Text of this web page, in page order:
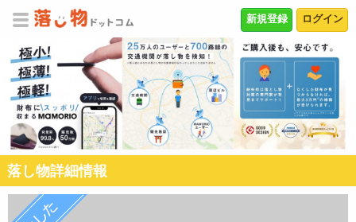
ログイン
新規登録
落し物詳細情報